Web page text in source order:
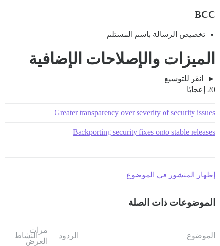
BCC
تخصيص الرسالة باسم المستلم
الميزات والإصلاحات الإضافية
انقر للتوسيع
20 إعجابًا
Greater transparency over severity of security issues
Backporting security fixes onto stable releases
إظهار المنشور في الموضوع
الموضوعات ذات الصلة
الموضوع الردود
مرات
العرض
النشاط